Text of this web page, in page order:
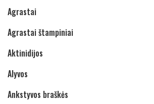
Agrastai
Agrastai štampiniai
Aktinidijos
Alyvos
Ankstyvos braškės